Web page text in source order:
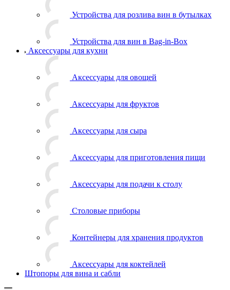
Устройства для розлива вин в бутылках
Устройства для вин в Bag-in-Box
Аксессуары для кухни
Аксессуары для овощей
Аксессуары для фруктов
Аксессуары для сыра
Аксессуары для приготовления пищи
Аксессуары для подачи к столу
Столовые приборы
Контейнеры для хранения продуктов
Аксессуары для коктейлей
Штопоры для вина и сабли